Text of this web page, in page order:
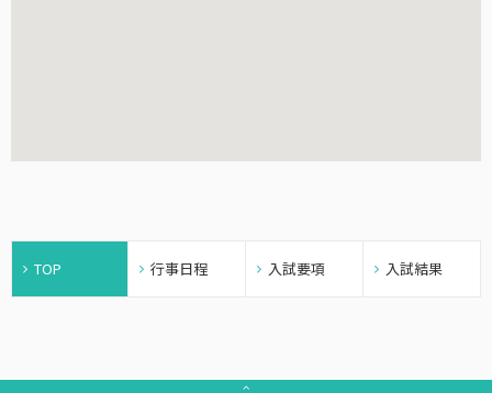
TOP 行事日程 入試要項 入試結果